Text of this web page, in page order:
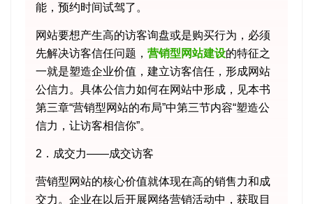
能，预约时间试驾了。
网站要想产生高的访客询盘或是购买行为，必须
先解决访客信任问题， 营销型网站建设的特征之
一就是塑造企业价值，建立访客信任，形成网站
公信力。具体公信力如何在网站中形成，见本书
第三章“营销型网站的布局”中第三节内容“塑造公
信力，让访客相信你”。
2．成交力——成交访客
营销型网站的核心价值就体现在高的销售力和成
交力。企业在以后开展网络营销活动中，获取目